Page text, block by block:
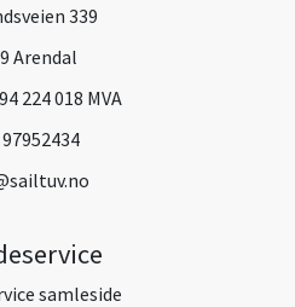
339
Arendal
224 018 MVA
97952434
samleside